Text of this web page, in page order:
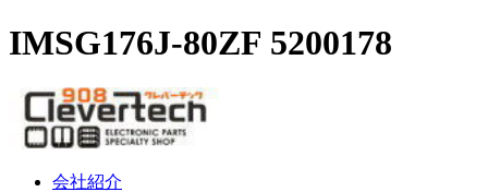
IMSG176J-80ZF 5200178
会社紹介